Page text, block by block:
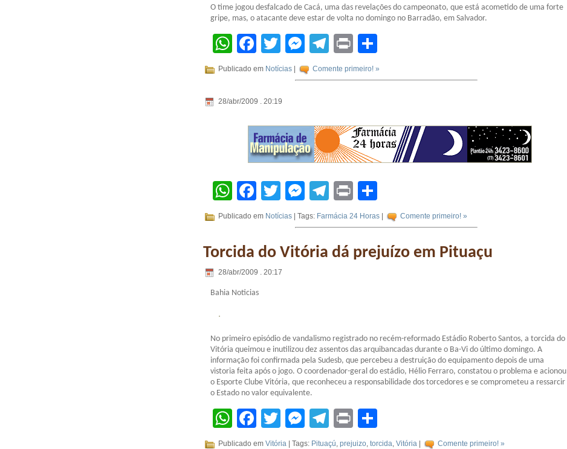
O time jogou desfalcado de Cacá, uma das revelações do campeonato, que está acometido de uma forte
gripe, mas, o atacante deve estar de volta no domingo no Barradão, em Salvador.
WhatsApp
Facebook
Twitter
Messenger
Telegram
Print
Publicado em Notícias | Comente primeiro! »
28/abr/2009 . 20:19
WhatsApp
Facebook
Twitter
Messenger
Telegram
Print
Publicado em Notícias | Tags: Farmácia 24 Horas | Comente primeiro! »
Torcida do Vitória dá prejuízo em Pituaçu
28/abr/2009 . 20:17
Bahia Noticias
No primeiro episódio de vandalismo registrado no recém-reformado Estádio Roberto Santos, a torcida do
Vitória queimou e inutilizou dez assentos das arquibancadas durante o Ba-Vi do último domingo. A
informação foi confirmada pela Sudesb, que percebeu a destruição do equipamento depois de uma
vistoria feita após o jogo. O coordenador-geral do estádio, Hélio Ferraro, constatou o problema e acionou
o Esporte Clube Vitória, que reconheceu a responsabilidade dos torcedores e se comprometeu a ressarcir
o Estado no valor equivalente.
WhatsApp
Facebook
TwitterMessenger
Telegram
Print
Publicado em Vitória | Tags: Pituaçú, prejuizo, torcida, Vitória Comente primeiro! »